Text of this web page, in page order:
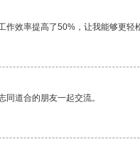
效率提高了50%，让我能够更轻
道合的朋友一起交流。